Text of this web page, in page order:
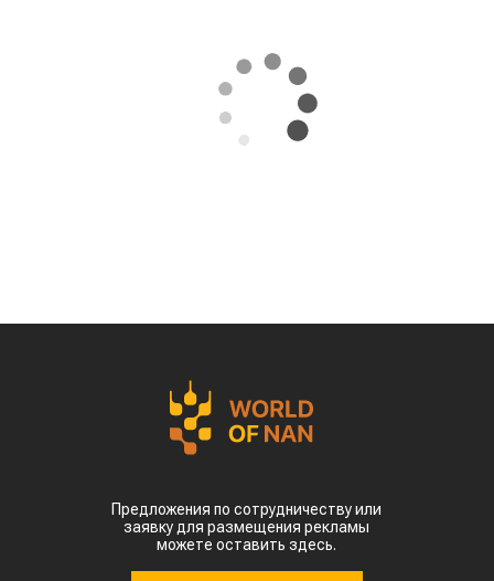
Предложения по сотрудничеству или
заявку для размещения рекламы
можете оставить здесь.